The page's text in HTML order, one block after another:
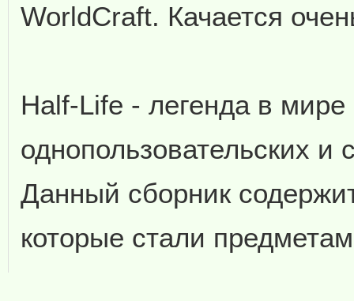
WorldCraft. Качается
Half-Life - легенда в мире
однопользовательских и
Данный сборник
которые стали